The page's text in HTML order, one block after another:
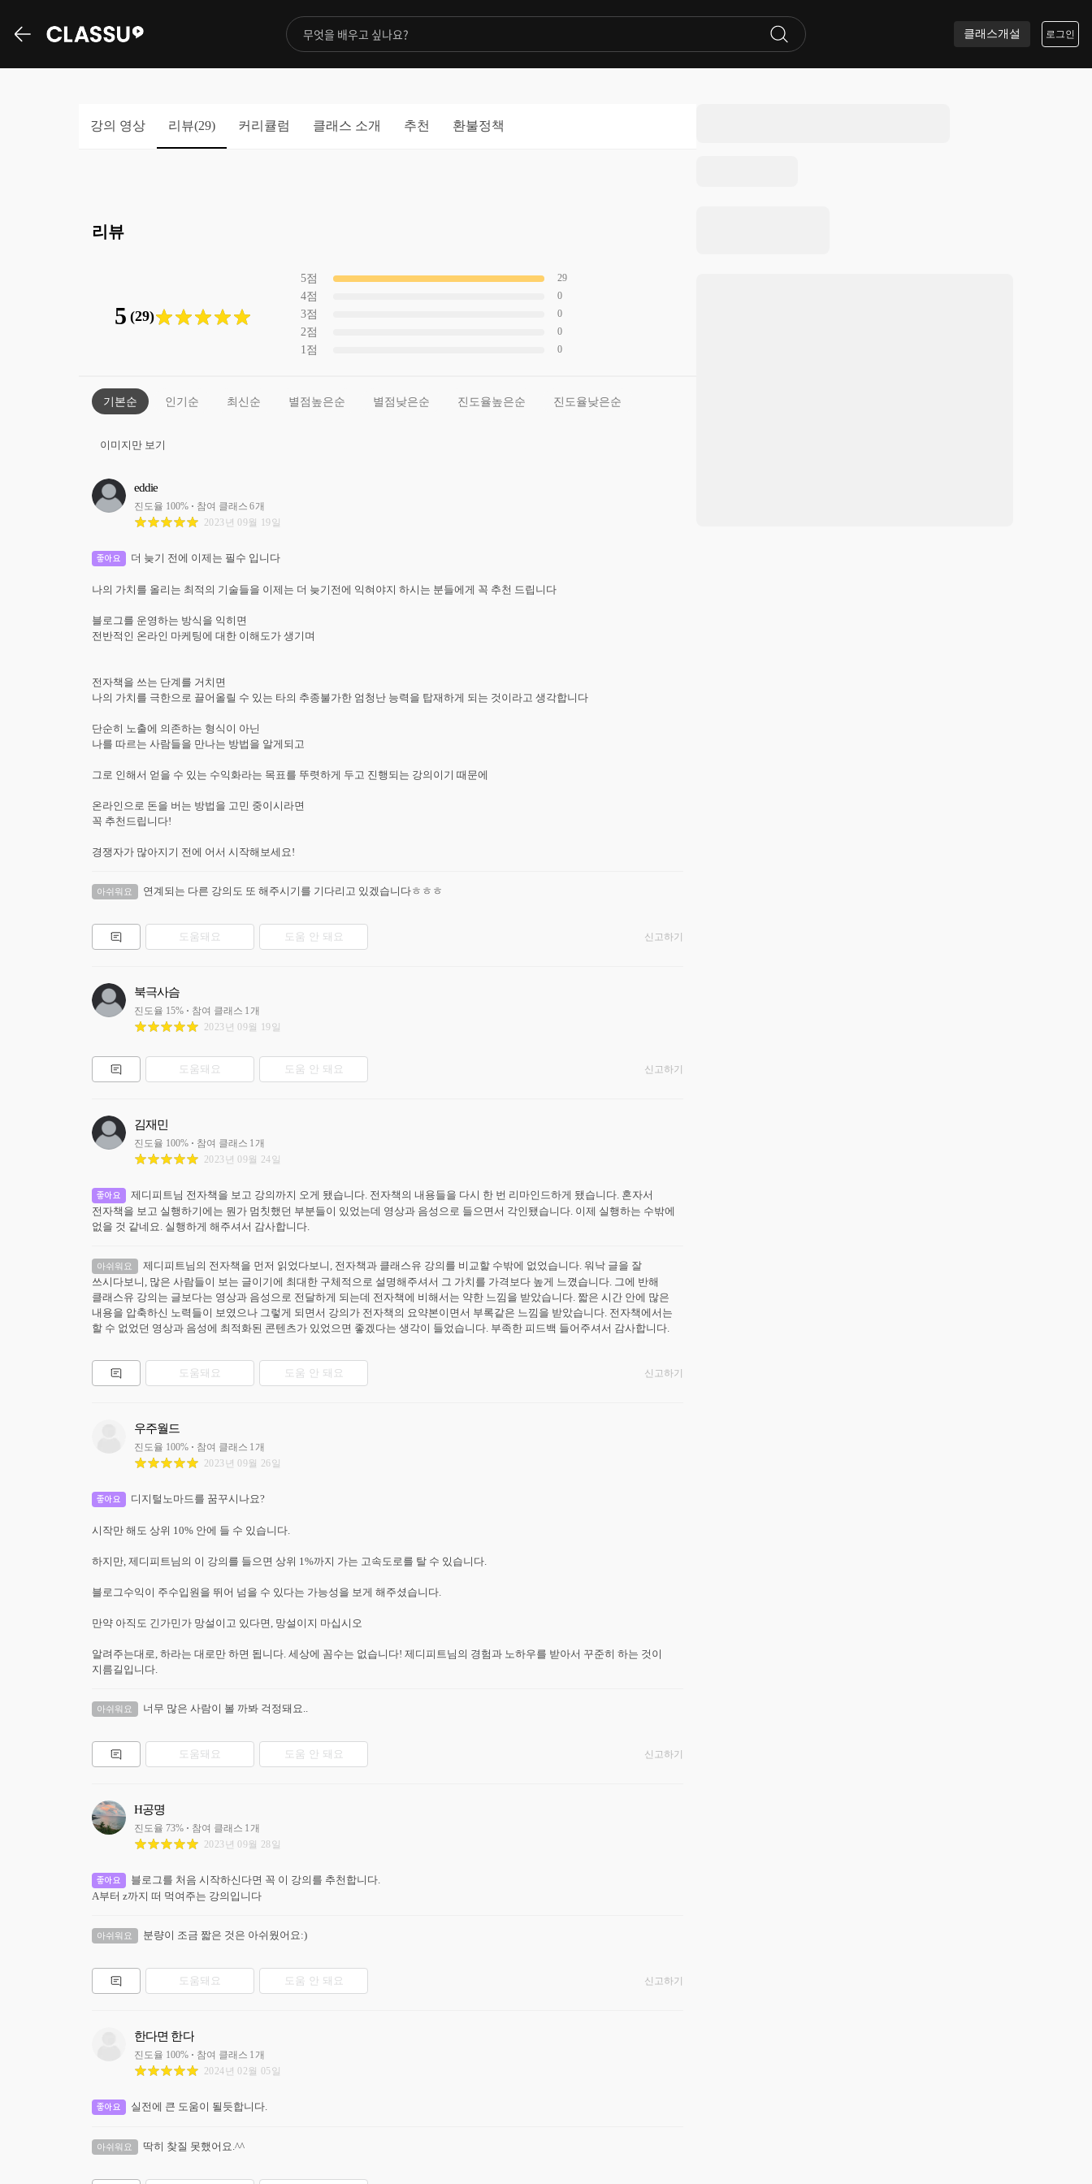
클래스개설 로그인
강의 영상 리뷰(29) 커리큘럼 클래스 소개 추천 환불정책
리뷰
5 (29)
5점 29
4점 0
3점 0
2점 0
1 점 0
기본순 인기순 최신순 별점높은순 별점낮은순 진도율높은순 진도율낮은순
이미지만 보기
eddie
진도율 100% 참여 클래스 6개
2023년 09월 19일
좋아요 더 늦기 전에 이제는 필수 입니다
나의 가치를 올리는 최적의 기술들을 이제는 더 늦기전에 익혀야지 하시는 분들에게 꼭 추천 드립니다
블로그를 운영하는 방식을 익히면
전반적인 온라인 마케팅에 대한 이해도가 생기며
전자책을 쓰는 단계를 거치면
나의 가치를 극한으로 끌어올릴 수 있는 타의 추종불가한 엄청난 능력을 탑재하게 되는 것이라고 생각합니다
단순히 노출에 의존하는 형식이 아닌
나를 따르는 사람들을 만나는 방법을 알게되고
그로 인해서 얻을 수 있는 수익화라는 목표를 뚜렷하게 두고 진행되는 강의이기 때문에
온라인으로 돈을 버는 방법을 고민 중이시라면
꼭 추천드립니다!
경쟁자가 많아지기 전에 어서 시작해보세요!
아쉬워요 연계되는 다른 강의도 또 해주시기를 기다리고 있겠습니다ㅎㅎㅎ
도움돼요 도움 안 돼요 신고하기
북극사슴
진도율 15% 참여 클래스 1개
2023년 09월 19일
도움돼요 도움 안 돼요 신고하기
김재민
진도율 100% 참여 클래스 1개
2023년 09월 24일
좋아요
제디피트님 전자책을 보고 강의까지 오게 됐습니다. 전자책의 내용들을 다시 한 번 리마인드하게 됐습니다. 혼자서
전자책을 보고 실행하기에는 뭔가 멈칫했던 부분들이 있었는데 영상과 음성으로 들으면서 각인됐습니다. 이제 실행하는 수밖에
없을 것 같네요. 실행하게 해주셔서 감사합니다.
아쉬워요
제디피트님의 전자책을 먼저 읽었다보니, 전자책과 클래스유 강의를 비교할 수밖에 없었습니다. 워낙 글을 잘
쓰시다보니, 많은 사람들이 보는 글이기에 최대한 구체적으로 설명해주셔서 그 가치를 가격보다 높게 느꼈습니다. 그에 반해
클래스유 강의는 글보다는 영상과 음성으로 전달하게 되는데 전자책에 비해서는 약한 느낌을 받았습니다. 짧은 시간 안에 많은
내용을 압축하신 노력들이 보였으나 그렇게 되면서 강의가 전자책의 요약본이면서 부록같은 느낌을 받았습니다. 전자책에서는
할 수 없었던 영상과 음성에 최적화된 콘텐츠가 있었으면 좋겠다는 생각이 들었습니다. 부족한 피드백 들어주셔서 감사합니다.
도움돼요 도움 안 돼요 신고하기
우주월드
진도율 100% 참여 클래스 1개
2023년 09월 26일
좋아요 디지털노마드를 꿈꾸시나요?
시작만 해도 상위 10% 안에 들 수 있습니다.
하지만, 제디피트님의 이 강의를 들으면 상위 1%까지 가는 고속도로를 탈 수 있습니다.
블로그수익이 주수입원을 뛰어 넘을 수 있다는 가능성을 보게 해주셨습니다.
만약 아직도 긴가민가 망설이고 있다면, 망설이지 마십시오
알려주는대로, 하라는 대로만 하면 됩니다. 세상에 꼼수는 없습니다! 제디피트님의 경험과 노하우를 받아서 꾸준히 하는 것이
아쉬워요 너무 많은 사람이 볼 까봐 걱정돼요..
도움돼요 도움 안 돼요 신고하기
H공명
진도율 73% 참여 클래스 1개
2023년 09월 28일
좋아요
블로그를 처음 시작하신다면 꼭 이 강의를 추천합니다.
A부터 z까지 떠 먹여주는 강의입니다
아쉬워요 분량이 조금 짧은 것은 아쉬웠어요:)
도움돼요 도움 안 돼요 신고하기
한다면 한다
진도율 100% 참여 클래스 1개
2024년 02월 05일
좋아요 실전에 큰 도움이 될듯합니다.
아쉬워요 딱히 찾질 못했어요.^^